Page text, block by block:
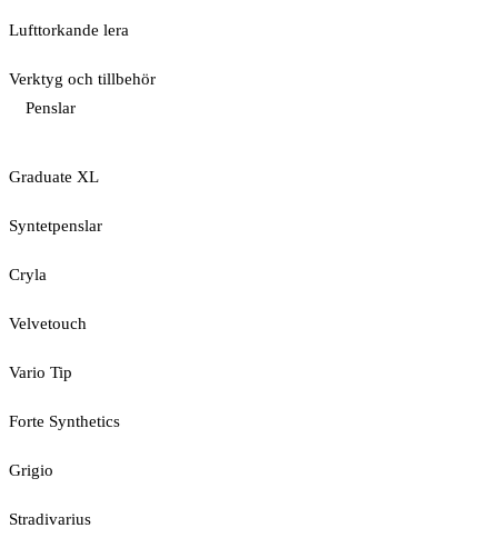
Lufttorkande lera
Verktyg och tillbehör
Penslar
Graduate XL
Syntetpenslar
Cryla
Velvetouch
Vario Tip
Forte Synthetics
Grigio
Stradivarius